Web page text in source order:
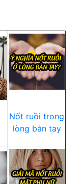
Nốt ruồi trong
lòng bàn tay